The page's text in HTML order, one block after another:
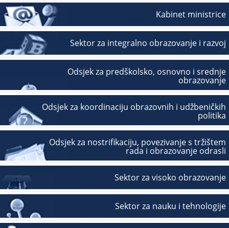
Kabinet ministrice
Sektor za integralno obrazovanje i razvoj
Odsjek za predškolsko, osnovno i srednje
obrazovanje
Odsjek za koordinaciju obrazovnih i udžbeničkih
politika
Odsjek za nostrifikaciju, povezivanje s tržištem
rada i obrazovanje odrasli
Sektor za visoko obrazovanje
Sektor za nauku i tehnologije